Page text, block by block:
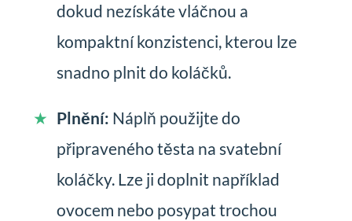
dokud nezískáte vláčnou a
kompaktní konzistenci, kterou lze
snadno plnit do koláčků.
Plnění: Náplň použijte do
připraveného těsta na svatební
koláčky. Lze ji doplnit například
ovocem nebo posypat trochou